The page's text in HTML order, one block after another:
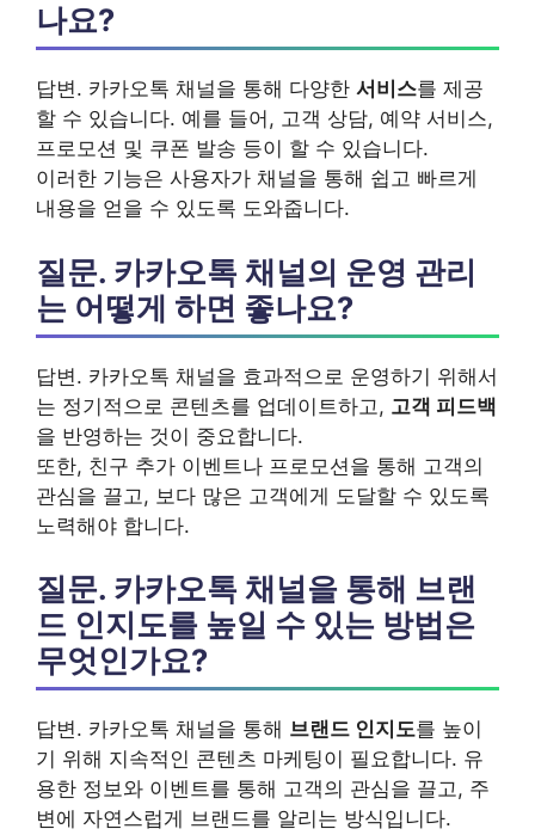
나요?
답변. 카카오톡 채널을 통해 다양한 서비스를 제공
할 수 있습니다. 예를 들어, 고객 상담, 예약 서비스,
프로모션 및 쿠폰 발송 등이 할 수 있습니다.
이러한 기능은 사용자가 채널을 통해 쉽고 빠르게
내용을 얻을 수 있도록 도와줍니다.
질문. 카카오톡 채널의 운영 관리
는 어떻게 하면 좋나요?
답변. 카카오톡 채널을 효과적으로 운영하기 위해서
는 정기적으로 콘텐츠를 업데이트하고, 고객 피드백
을 반영하는 것이 중요합니다.
또한, 친구 추가 이벤트나 프로모션을 통해 고객의
관심을 끌고, 보다 많은 고객에게 도달할 수 있도록
노력해야 합니다.
질문. 카카오톡 채널을 통해 브랜
드 인지도를 높일 수 있는 방법은
무엇인가요?
답변. 카카오톡 채널을 통해 브랜드 인지도를 높이
기 위해 지속적인 콘텐츠 마케팅이 필요합니다. 유
용한 정보와 이벤트를 통해 고객의 관심을 끌고, 주
변에 자연스럽게 브랜드를 알리는 방식입니다.